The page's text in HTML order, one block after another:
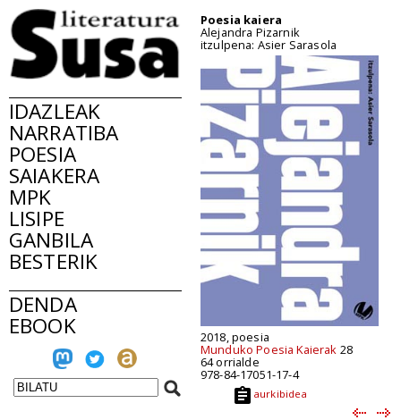
IDAZLEAK
NARRATIBA
POESIA
SAIAKERA
MPK
LISIPE
GANBILA
BESTERIK
DENDA
EBOOK
Poesia kaiera
Alejandra Pizarnik
itzulpena: Asier Sarasola
2018, poesia
Munduko Poesia Kaierak 28
64 orrialde
978-84-17051-17-4
aurkibidea